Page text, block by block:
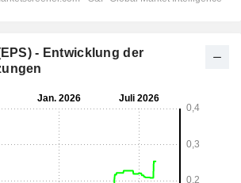
- Entwicklung der